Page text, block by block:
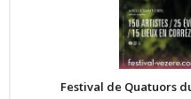
Festival de Quatuors